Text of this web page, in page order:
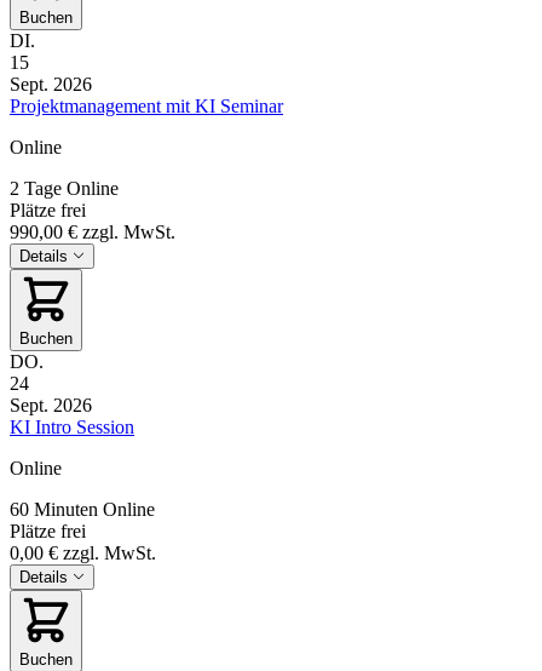
Buchen
DI.
15
Sept. 2026
Projektmanagement mit KI Seminar
Online
2 Tage Online
Plätze frei
990,00 € zzgl. MwSt.
Details
Buchen
DO.
24
Sept. 2026
KI Intro Session
Online
60 Minuten Online
Plätze frei
0,00 € zzgl. MwSt.
Details
Buchen